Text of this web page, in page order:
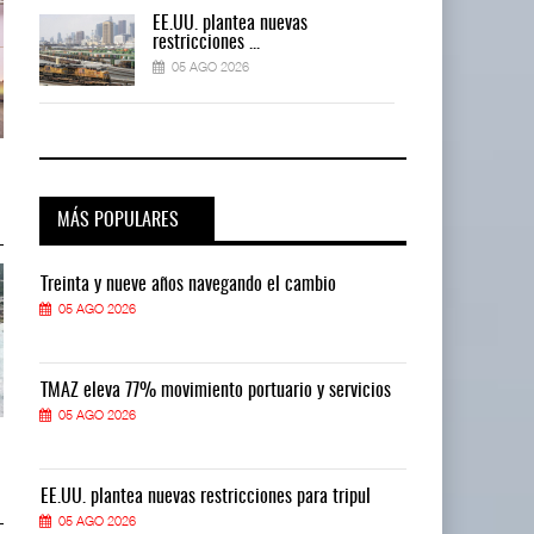
ExxonMobil lleva mantenimiento
05 AGO 2026
04 AGO 2026
ExxonMobil lleva mantenimiento
04 AGO 2026
EE.UU. plantea nuevas
restricciones ...
05 AGO 2026
MÁS POPULARES
Treinta y nueve años navegando el cambio
05 AGO 2026
TMAZ eleva 77% movimiento portuario y servicios
05 AGO 2026
EE.UU. plantea nuevas restricciones para tripul
05 AGO 2026